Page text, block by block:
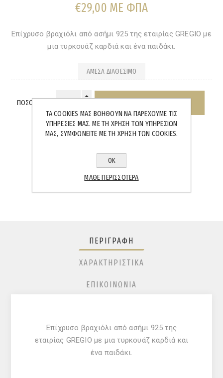
€29,00 ΜΕ ΦΠΑ
Επίχρυσο βραχιόλι από ασήμι 925 της εταιρίας GREGIO με
μια τυρκουάζ καρδιά και ένα παιδάκι.
ΆΜΕΣΑ ΔΙΑΘΈΣΙΜΟ
ΠΟΣΌΤΗΤΑ:
ΠΕΡΙΓΡΑΦΉ
ΧΑΡΑΚΤΗΡΙΣΤΙΚΆ
ΕΠΙΚΟΙΝΩΝΊΑ
Επίχρυσο βραχιόλι από ασήμι 925 της
εταιρίας GREGIO με μια τυρκουάζ καρδιά και
ένα παιδάκι.
ΤΑ COOKIES ΜΑΣ ΒΟΗΘΟΎΝ ΝΑ ΠΑΡΈΧΟΥΜΕ ΤΙΣ
ΥΠΗΡΕΣΊΕΣ ΜΑΣ. ΜΕ ΤΗ ΧΡΉΣΗ ΤΩΝ ΥΠΗΡΕΣΙΏΝ
ΜΑΣ, ΣΥΜΦΩΝΕΊΤΕ ΜΕ ΤΗ ΧΡΉΣΗ ΤΩΝ COOKIES.
ΟΚ
ΜΆΘΕ ΠΕΡΙΣΣΌΤΕΡΑ